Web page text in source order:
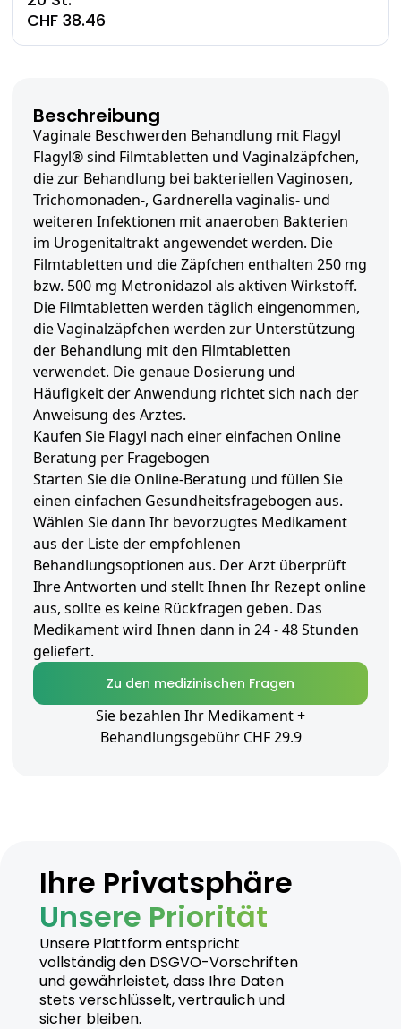
CHF 38.46
Beschreibung
Vaginale Beschwerden Behandlung mit Flagyl
Flagyl® sind Filmtabletten und Vaginalzäpfchen,
die zur Behandlung bei bakteriellen Vaginosen,
Trichomonaden-, Gardnerella vaginalis- und
weiteren Infektionen mit anaeroben Bakterien
im Urogenitaltrakt angewendet werden. Die
Filmtabletten und die Zäpfchen enthalten 250 mg
bzw. 500 mg Metronidazol als aktiven Wirkstoff.
Die Filmtabletten werden täglich eingenommen,
die Vaginalzäpfchen werden zur Unterstützung
der Behandlung mit den Filmtabletten
verwendet. Die genaue Dosierung und
Häufigkeit der Anwendung richtet sich nach der
Anweisung des Arztes.
Kaufen Sie Flagyl nach einer einfachen Online
Beratung per Fragebogen
Starten Sie die Online-Beratung und füllen Sie
einen einfachen Gesundheitsfragebogen aus.
Wählen Sie dann Ihr bevorzugtes Medikament
aus der Liste der empfohlenen
Behandlungsoptionen aus. Der Arzt überprüft
Ihre Antworten und stellt Ihnen Ihr Rezept online
aus, sollte es keine Rückfragen geben. Das
Medikament wird Ihnen dann in 24 - 48 Stunden
geliefert.
Zu den medizinischen Fragen
Sie bezahlen Ihr Medikament +
Behandlungsgebühr CHF 29.9
Ihre Privatsphäre
Unsere Priorität
Unsere Plattform entspricht
vollständig den DSGVO-Vorschriften
und gewährleistet, dass Ihre Daten
stets verschlüsselt, vertraulich und
sicher bleiben.